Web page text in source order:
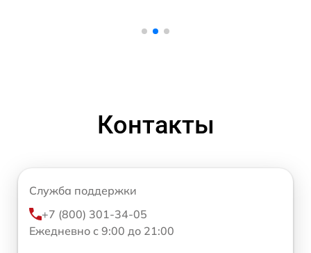
Контакты
Служба поддержки
+7 (800) 301-34-05
Ежедневно с 9:00 до 21:00